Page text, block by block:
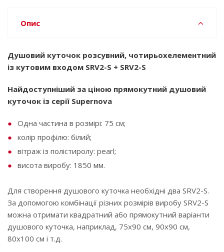
Опис
Душовий куточок розсувний, чотирьохелементний
із кутовим входом SRV2-S + SRV2-S
Найдоступніший за ціною прямокутний душовий
куточок із серії Supernova
Одна частина в розмірі: 75 см;
колір профілю: білий;
вітраж із полістиролу: pearl;
висота виробу: 1850 мм.
Для створення душового куточка необхідні два SRV2-S.
За допомогою комбінації різних розмірів виробу SRV2-S
можна отримати квадратний або прямокутний варіанти
душового куточка, наприклад, 75x90 см, 90x90 см,
80x100 см і т.д.